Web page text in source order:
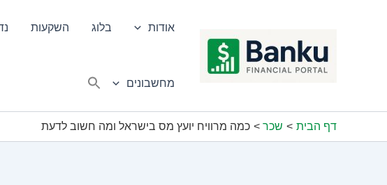
אודות בלוג השקעות
מחשבונים
דף הבית שכר כמה מרוויח יועץ מס בישראל ומה חשוב לדעת